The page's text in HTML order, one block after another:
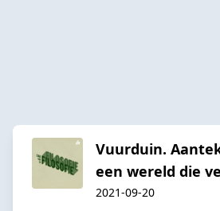
Vuurduin.
een wereld die
2021-09-20